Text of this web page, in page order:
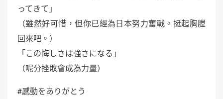
ってきて」
（雖然好可惜，但你已經為日本努力奮戰。挺起胸膛
回來吧。）
「この悔しさは強さになる」
（呢分挫敗會成為力量）
#感動をありがとう